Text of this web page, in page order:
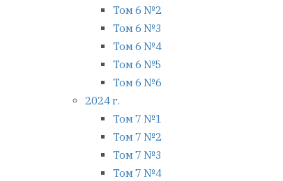
Том 6 №2
Том 6 №3
Том 6 №4
Том 6 №5
Том 6 №6
2024 г.
Том 7 №1
Том 7 №2
Том 7 №3
Том 7 №4